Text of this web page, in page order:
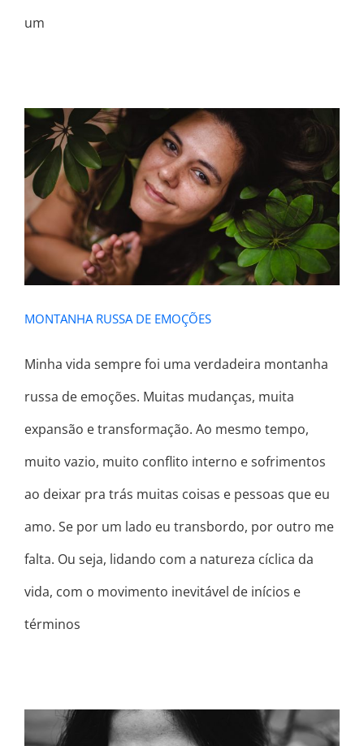
um
MONTANHA RUSSA DE EMOÇÕES
MONTANHA RUSSA DE EMOÇÕES
Minha vida sempre foi uma verdadeira montanha
russa de emoções. Muitas mudanças, muita
expansão e transformação. Ao mesmo tempo,
muito vazio, muito conflito interno e sofrimentos
ao deixar pra trás muitas coisas e pessoas que eu
amo. Se por um lado eu transbordo, por outro me
falta. Ou seja, lidando com a natureza cíclica da
vida, com o movimento inevitável de inícios e
términos